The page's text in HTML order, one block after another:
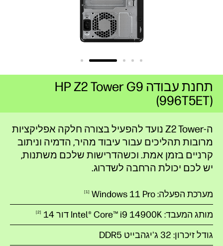
ה-Z2 Tower נועד להפעיל בצורה חלקה אפליקציות
מרובות תהליכים עבור עיבוד מהיר, הדמיה וניתוב
קרניים בזמן אמת. וכשהדרישות שלכם משתנות,
יש לכם יכולת הרחבה לשדרוג.
מערכת הפעלה: Windows 11 Pro 1
מותג המעבד: Intel® Core™ i9 14900K דור 14
2
גודל זיכרון: 32 ג'יגהבייט DDR5
תחנת עבודה HP Z2 Tower G9
(996T5ET)